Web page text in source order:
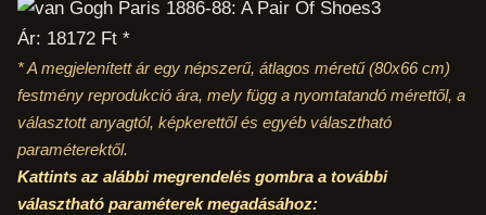
Ár: 18172 Ft *
* A megjelenített ár egy népszerű, átlagos méretű(80x66 cm)
festmény reprodukció ára, mely függ a nyomtatandó mérettől, a
választott anyagtól, képkerettől és egyéb választható
paraméterektől.
Kattints az alábbi megrendelés gombra a további
választható paraméterek megadásához: